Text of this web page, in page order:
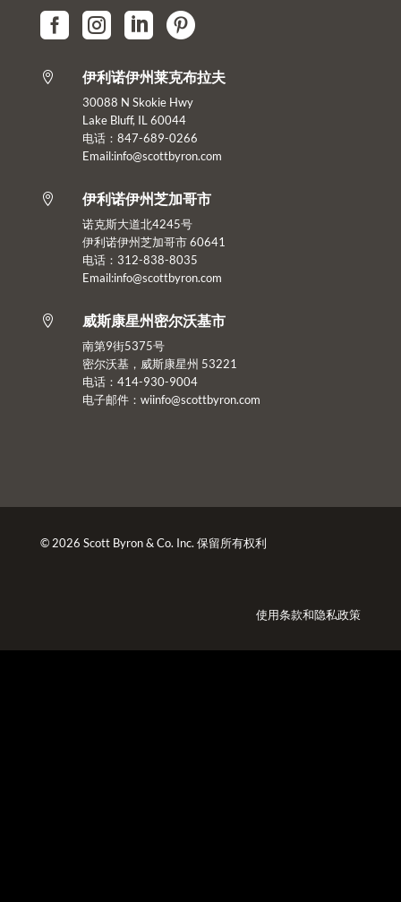
   
 伊利诺伊州莱克布拉夫
30088 N Skokie Hwy
Lake Bluff, IL 60044
电话：847-689-0266
Email:info@scottbyron.com
 伊利诺伊州芝加哥市
诺克斯大道北4245号
伊利诺伊州芝加哥市 60641
电话：312-838-8035
Email:info@scottbyron.com
 威斯康星州密尔沃基市
南第9街5375号
密尔沃基，威斯康星州 53221
电话：414-930-9004
电子邮件： wiinfo@scottbyron.com
© 2026 Scott Byron & Co. Inc. 保留所有权利
使用条款和隐私政策